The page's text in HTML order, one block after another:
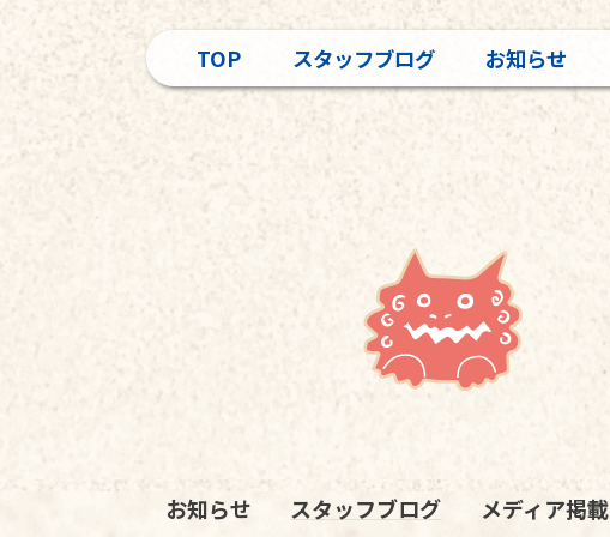
TOP スタッフブログ お知らせ
お知らせ スタッフブログ メディア掲載